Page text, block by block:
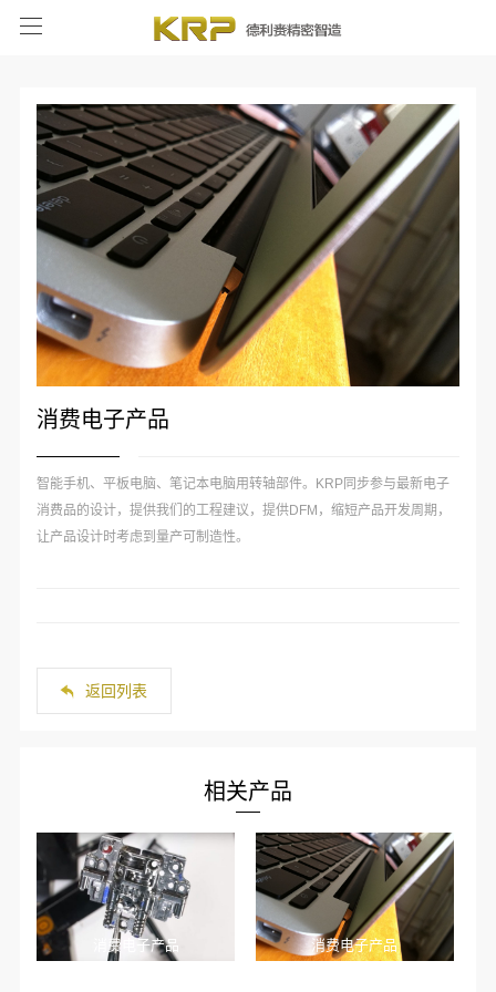
消费电子产品
智能手机、平板电脑、笔记本电脑用转轴部件。KRP同步参与最新电子
消费品的设计，提供我们的工程建议，提供DFM，缩短产品开发周期，
让产品设计时考虑到量产可制造性。
返回列表
相关产品
消费电子产品 消费电子产品